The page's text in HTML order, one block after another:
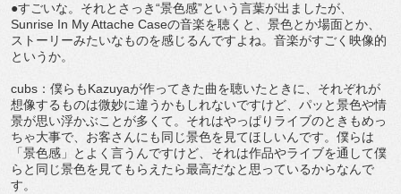
●すごいな。それとさっき“景色感”という言葉が出ましたが、
Sunrise In My Attache Caseの音楽を聴くと、景色とか場面とか、
ストーリーみたいなものを感じるんですよね。音楽がすごく映像的
というか。
cubs：僕らもKazuyaが作ってきた曲を聴いたときに、それぞれが
想像するものは微妙に違うかもしれないですけど、パッと景色や情
景が思い浮かぶことが多くて。それはやっぱりライブのときもめっ
ちゃ大事で、お客さんにも同じ景色を見てほしいんです。僕らは
「景色感」とよく言うんですけど、それは作品やライブを通して僕
らと同じ景色を見てもらえたら最高だなと思っているからなんで
す。